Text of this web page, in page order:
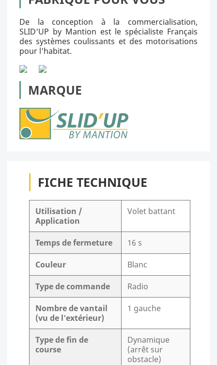
De la conception à la commercialisation,
SLID'UP by Mantion est le spécialiste Français
des systèmes coulissants et des motorisations
pour l'habitat.
MARQUE
FICHE TECHNIQUE
Utilisation /
Application
Volet battant
Temps de fermeture 16 s
Couleur Blanc
Type de commande Radio
Nombre de vantail
(vu de l'extérieur)
1 gauche
Type de fin de
course
Dynamique
(arrêt sur
obstacle)